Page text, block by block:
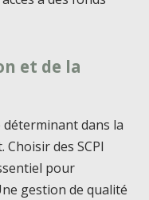
et de la
déterminant dans la
des SCPI
pour
gestion de qualité